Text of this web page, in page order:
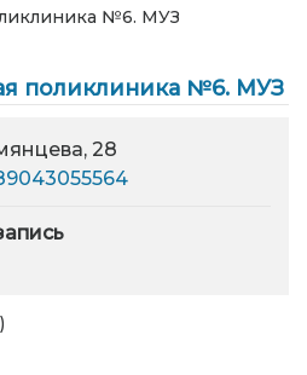
№6. МУЗ
поликлиника №6. МУЗ
28